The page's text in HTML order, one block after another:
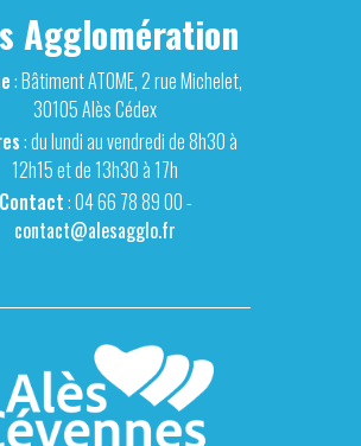
Agglomération
: Bâtiment ATOME, 2 rue Michelet,
30105 Alès Cédex
: du lundi au vendredi de 8h30 à
12h15 et de 13h30 à 17h
Contact: 04 66 78 89 00 -
contact@alesagglo.fr